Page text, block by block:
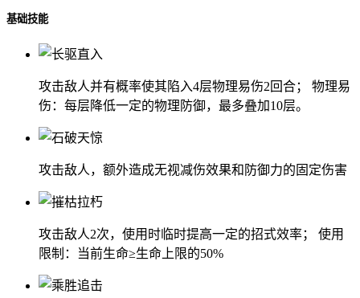
基础技能
攻击敌人并有概率使其陷入4层物理易伤2回合； 物理易
伤：每层降低一定的物理防御，最多叠加10层。
攻击敌人，额外造成无视减伤效果和防御力的固定伤害
攻击敌人2次，使用时临时提高一定的招式效率； 使用
限制：当前生命≥生命上限的50%